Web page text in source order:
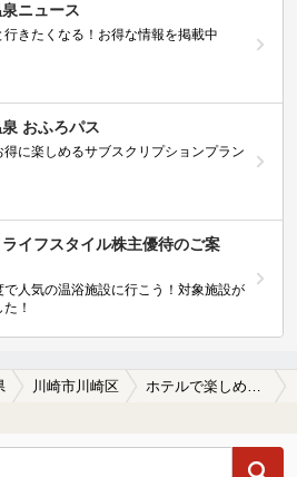
ニュース
行きたくなる！お得な情報を掲載中
おふろパス
得に楽しめるサブスクリプションプラン
ライフスタイル株主優待のご案
で人気の温浴施設に行こう！対象施設が
！
川崎市川崎区 ホテルで楽しめる川崎市川崎区の温泉、日帰り温泉、スーパー銭湯おすすめ